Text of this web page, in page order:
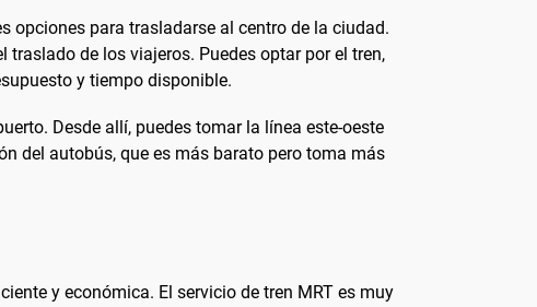
opciones para trasladarse al centro de la ciudad.
de los viajeros. Puedes optar por el tren,
y tiempo disponible.
Desde allí, puedes tomar la línea este-oeste
del autobús, que es más barato pero toma más
y económica. El servicio de tren MRT es muy